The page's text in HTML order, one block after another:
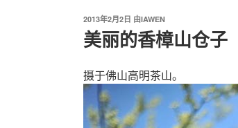
发
布
于
2013年2月2日 由IAWEN
美丽的香樟山仓子
摄于佛山高明茶山。